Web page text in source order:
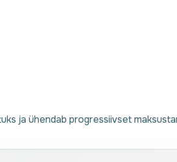
ja ühendab progressiivset